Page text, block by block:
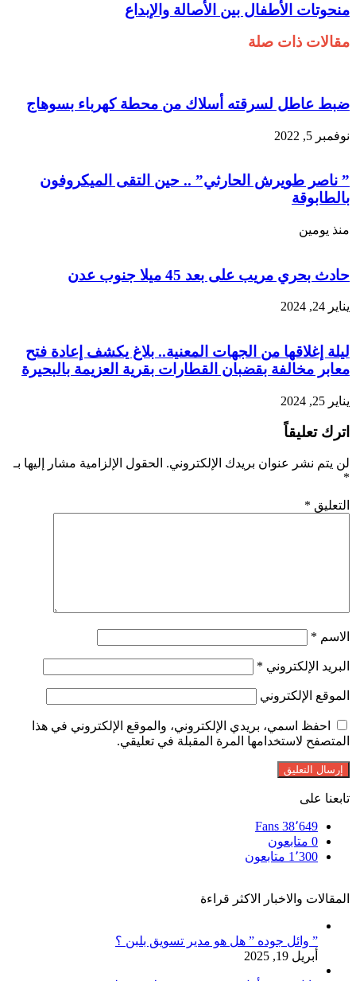
منحوتات الأطفال بين الأصالة والإبداع
مقالات ذات صلة
ضبط عاطل لسرقته أسلاك من محطة كهرباء بسوهاج
نوفمبر 5, 2022
” ناصر طويرش الحارثي” .. حين التقى الميكروفون
بالطابوقة
منذ يومين
حادث بحري مريب على بعد 45 ميلا جنوب عدن
يناير 24, 2024
ليلة إغلاقها من الجهات المعنية.. بلاغ يكشف إعادة فتح
معابر مخالفة بقضبان القطارات بقرية العزيمة بالبحيرة
يناير 25, 2024
اترك تعليقاً
لن يتم نشر عنوان بريدك الإلكتروني. الحقول الإلزامية مشار إليها بـ
*
التعليق *
الاسم *
البريد الإلكتروني *
الموقع الإلكتروني
احفظ اسمي، بريدي الإلكتروني، والموقع الإلكتروني في هذا
المتصفح لاستخدامها المرة المقبلة في تعليقي.
تابعنا على
38٬649 Fans
0 متابعون
1٬300 متابعون
المقالات والاخبار الاكثر قراءة
” وائل جوده ” هل هو مدير تسويق بلبن ؟
أبريل 19, 2025